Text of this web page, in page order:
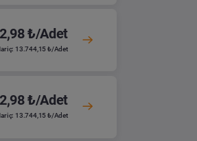
₺/Adet
13.744,15 ₺/Adet
₺/Adet
13.744,15 ₺/Adet